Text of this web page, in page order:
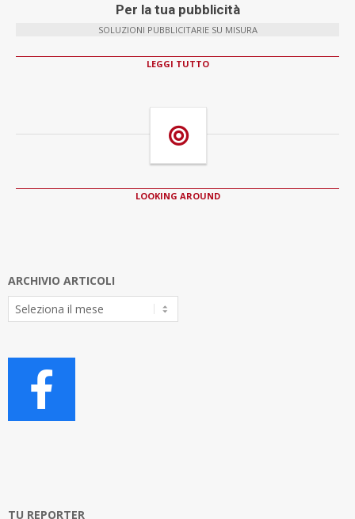
Per la tua pubblicità
SOLUZIONI PUBBLICITARIE SU MISURA
LEGGI TUTTO
LOOKING AROUND
ARCHIVIO ARTICOLI
Archivio
Articoli
TU REPORTER